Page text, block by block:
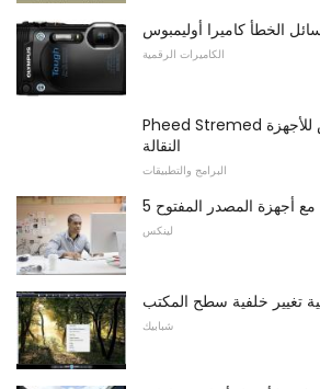
الخطأ كاميرا أوليمبوس
الكاميرات الرقمية
Pheed Stremed مدفوعة الأجر لكل عرض للأجهزة
النقالة
البرامج والتطبيقات
أجهزة المصدر المفتوح
لينكس
تغيير خلفية سطح المكتب
شبابيك